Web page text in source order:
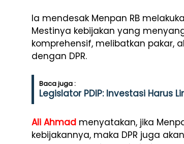
Ia mendesak Menpan RB
Mestinya kebijakan yang
komprehensif, melibatkan pakar,
dengan DPR.
Baca juga :
Legislator PDIP: Investasi Harus
Ali Ahmad menyatakan, jika
kebijakannya, maka DPR juga